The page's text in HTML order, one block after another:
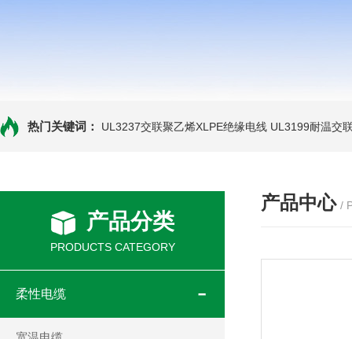
热门关键词： UL3237交联聚乙烯XLPE绝缘电线 UL3199耐温交
产品分类
PRODUCTS CATEGORY
柔性电缆
产品中心 /